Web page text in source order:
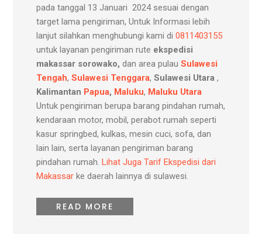
pada tanggal 13 Januari 2024 sesuai dengan
target lama pengiriman, Untuk Informasi lebih
lanjut silahkan menghubungi kami di0811403155
untuk layanan pengiriman rute ekspedisi
makassar sorowako,dan area pulauSulawesi
Tengah,Sulawesi Tenggara,Sulawesi Utara ,
Kalimantan Papua, Maluku, Maluku Utara
Untuk pengiriman berupa barang pindahan rumah,
kendaraan motor, mobil, perabot rumah seperti
kasur springbed, kulkas, mesin cuci, sofa, dan
lain lain, serta layanan pengiriman barang
pindahan rumah.Lihat Juga Tarif Ekspedisi dari
Makassar ke daerah lainnya di sulawesi.
READ MORE